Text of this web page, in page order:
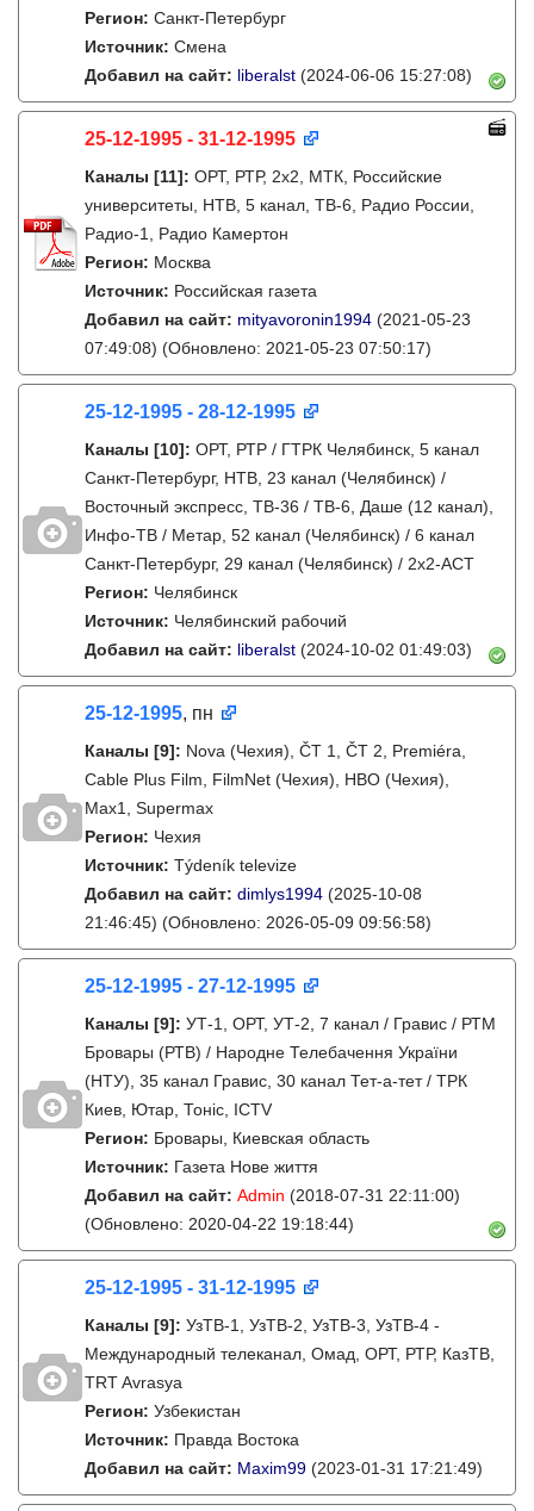
Регион: Санкт-Петербург
Источник: Смена
Добавил на сайт: liberalst (2024-06-06 15:27:08)
25-12-1995 - 31-12-1995
Каналы [11]: ОРТ, РТР, 2х2, МТК, Российские
университеты, НТВ, 5 канал, ТВ-6, Радио России,
Радио-1, Радио Камертон
Регион: Москва
Источник: Российская газета
Добавил на сайт: mityavoronin1994 (2021-05-23
07:49:08) (Обновлено: 2021-05-23 07:50:17)
25-12-1995 - 28-12-1995
Каналы [10]: ОРТ, РТР / ГТРК Челябинск, 5 канал
Санкт-Петербург, НТВ, 23 канал (Челябинск) /
Восточный экспресс, ТВ-36 / ТВ-6, Даше (12 канал),
Инфо-ТВ / Метар, 52 канал (Челябинск) / 6 канал
Санкт-Петербург, 29 канал (Челябинск) / 2х2-АСТ
Регион: Челябинск
Источник: Челябинский рабочий
Добавил на сайт: liberalst (2024-10-02 01:49:03)
25-12-1995, пн
Каналы [9]: Nova (Чехия), ČT 1, ČT 2, Premiéra,
Cable Plus Film, FilmNet (Чехия), HBO (Чехия),
Max1, Supermax
Регион: Чехия
Источник: Týdeník televize
Добавил на сайт: dimlys1994 (2025-10-08
21:46:45) (Обновлено: 2026-05-09 09:56:58)
25-12-1995 - 27-12-1995
Каналы [9]: УТ-1, ОРТ, УТ-2, 7 канал / Гравис / РТМ
Бровары (РТВ) / Народне Телебачення України
(НТУ), 35 канал Гравис, 30 канал Тет-а-тет / ТРК
Киев, Ютар, Тонiс, ICTV
Регион: Бровары, Киевская область
Источник: Газета Нове життя
Добавил на сайт: Admin (2018-07-31 22:11:00)
(Обновлено: 2020-04-22 19:18:44)
25-12-1995 - 31-12-1995
Каналы [9]: УзТВ-1, УзТВ-2, УзТВ-3, УзТВ-4 -
Международный телеканал, Омад, ОРТ, РТР, КазТВ,
TRT Avrasya
Регион: Узбекистан
Источник: Правда Востока
Добавил на сайт: Maxim99 (2023-01-31 17:21:49)